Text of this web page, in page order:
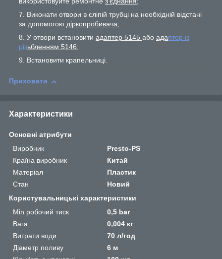
Виконати отвори в сліпій трубці на необхідній відстані
за допомогою діркопробивача;
У отвори встановити адаптер 5145 або адаптер із
різьбленням 5146;
Встановити крапельниці.
Приховати
Характеристики
Основні атрибути
Виробник
Presto-PS
Країна виробник
Китай
Матеріал
Пластик
Стан
Новий
Користувальницькі характеристики
Min робочий тиск
0,5 bar
Вага
0,004 кг
Витрати води
70 л/год
Діаметр поливу
6 м